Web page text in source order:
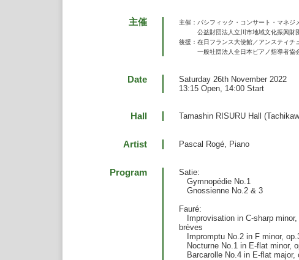
主催
主催：パシフィック・コンサート・マネジ
公益財団法人立川市地域文化振興財
後援：在日フランス大使館／アンスティチ
一般社団法人全日本ピアノ指導者協会
Date
Saturday 26th November 2022
13:15 Open, 14:00 Start
Hall Tamashin RISURU Hall
Artist Pascal Rogé, Piano
Program
Satie:
Gymnopédie No.1
Gnossienne No.2 & 3
Fauré:
Improvisation in C-sharp
brèves
Impromptu No.2 in F minor,
Nocturne No.1 in E-flat minor,
Barcarolle No.4 in E-flat major,